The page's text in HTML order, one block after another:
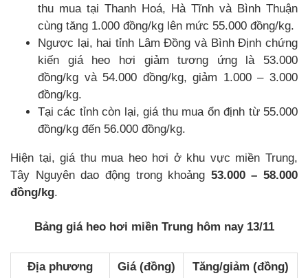
thu mua tại Thanh Hoá, Hà Tĩnh và Bình Thuận
cùng tăng 1.000 đồng/kg lên mức 55.000 đồng/kg.
Ngược lại, hai tỉnh Lâm Đồng và Bình Định chứng
kiến giá heo hơi giảm tương ứng là 53.000
đồng/kg và 54.000 đồng/kg, giảm 1.000 – 3.000
đồng/kg.
Tại các tỉnh còn lại, giá thu mua ổn định từ 55.000
đồng/kg đến 56.000 đồng/kg.
Hiện tại, giá thu mua heo hơi ở khu vực miền Trung,
Tây Nguyên dao động trong khoảng 53.000 – 58.000
đồng/kg.
Bảng giá heo hơi miền Trung hôm nay 13/11
Địa phương Giá (đồng) Tăng/giảm (đồng)